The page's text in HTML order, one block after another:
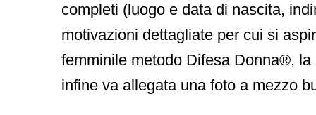
completi (luogo e data di nascita,
motivazioni dettagliate per cui si
femminile metodo Difesa Donna®, la
infine va allegata una foto a mezzo